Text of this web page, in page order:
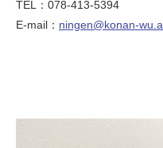
TEL：078-413-5394
E-mail： ningen@konan-